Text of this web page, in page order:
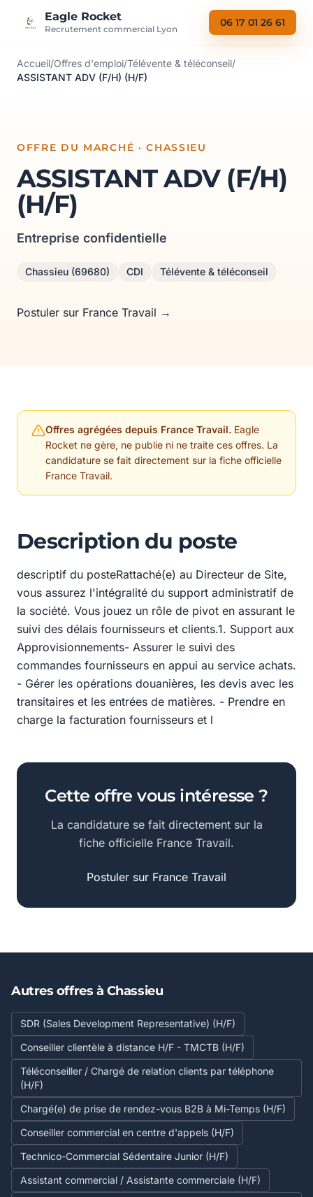
Eagle Rocket
Recrutement commercial Lyon
06 17 01 26 61
Accueil/Offres d'emploi/Télévente & téléconseil/
ASSISTANT ADV (F/H) (H/F)
OFFRE DU MARCHÉ · CHASSIEU
ASSISTANT ADV (F/H)
(H/F)
Entreprise confidentielle
Chassieu (69680) CDI Télévente & téléconseil
Postuler sur France Travail →
Offres agrégées depuis France Travail. Eagle
Rocket ne gère, ne publie ni ne traite ces offres. La
candidature se fait directement sur la fiche officielle
France Travail.
Description du poste
descriptif du posteRattaché(e) au Directeur de Site,
vous assurez l'intégralité du support administratif de
la société. Vous jouez un rôle de pivot en assurant le
suivi des délais fournisseurs et clients.1. Support aux
Approvisionnements- Assurer le suivi des
commandes fournisseurs en appui au service achats.
- Gérer les opérations douanières, les devis avec les
transitaires et les entrées de matières. - Prendre en
charge la facturation fournisseurs et l
Cette offre vous intéresse ?
La candidature se fait directement sur la
fiche officielle France Travail.
Postuler sur France Travail
Autres offres à Chassieu
SDR (Sales Development Representative) (H/F)
Conseiller clientèle à distance H/F - TMCTB (H/F)
Téléconseiller / Chargé de relation clients par téléphone
(H/F)
Chargé(e) de prise de rendez-vous B2B à Mi-Temps (H/F)
Conseiller commercial en centre d'appels (H/F)
Technico-Commercial Sédentaire Junior (H/F)
Assistant commercial / Assistante commerciale (H/F)